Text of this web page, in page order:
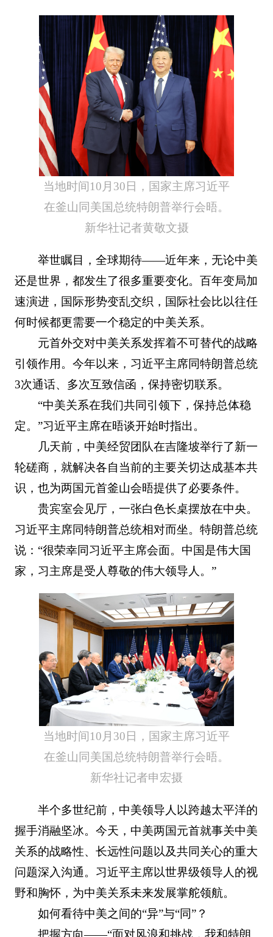
当地时间10月30日，国家主席习近平
在釜山同美国总统特朗普举行会晤。
新华社记者黄敬文摄
举世瞩目，全球期待——近年来，无论中美
还是世界，都发生了很多重要变化。百年变局加
速演进，国际形势变乱交织，国际社会比以往任
何时候都更需要一个稳定的中美关系。
元首外交对中美关系发挥着不可替代的战略
引领作用。今年以来，习近平主席同特朗普总统
3次通话、多次互致信函，保持密切联系。
“中美关系在我们共同引领下，保持总体稳
定。”习近平主席在晤谈开始时指出。
几天前，中美经贸团队在吉隆坡举行了新一
轮磋商，就解决各自当前的主要关切达成基本共
识，也为两国元首釜山会晤提供了必要条件。
贵宾室会见厅，一张白色长桌摆放在中央。
习近平主席同特朗普总统相对而坐。特朗普总统
说：“很荣幸同习近平主席会面。中国是伟大国
家，习主席是受人尊敬的伟大领导人。”
当地时间10月30日，国家主席习近平
在釜山同美国总统特朗普举行会晤。
新华社记者申宏摄
半个多世纪前，中美领导人以跨越太平洋的
握手消融坚冰。今天，中美两国元首就事关中美
关系的战略性、长远性问题以及共同关心的重大
问题深入沟通。习近平主席以世界级领导人的视
野和胸怀，为中美关系未来发展掌舵领航。
如何看待中美之间的“异”与“同”？
把握方向——“面对风浪和挑战，我和特朗